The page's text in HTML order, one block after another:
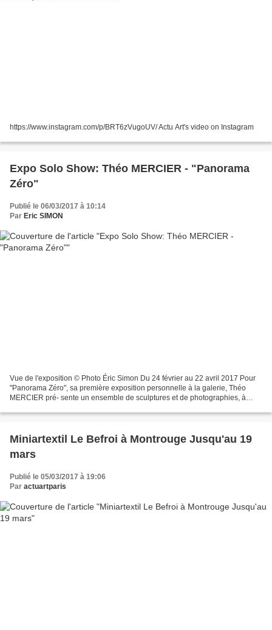
https://www.instagram.com/p/BRT6zVugoUV/ Actu Art's video on Instagram
Expo Solo Show: Théo MERCIER - "Panorama
Zéro"
Publié le 06/03/2017 à 10:14
Par Eric SIMON
Vue de l'exposition © Photo Éric Simon Du 24 février au 22 avril 2017 Pour
"Panorama Zéro", sa première exposition personnelle à la galerie, Théo
MERCIER pré- sente un ensemble de sculptures et de photographies, à
Miniartextil Le Befroi à Montrouge Jusqu'au 19
mars
Publié le 05/03/2017 à 19:06
Par actuartparis